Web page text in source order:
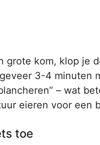
grote kom, klop je
3-4 minuten
– wat
eieren voor een
toe